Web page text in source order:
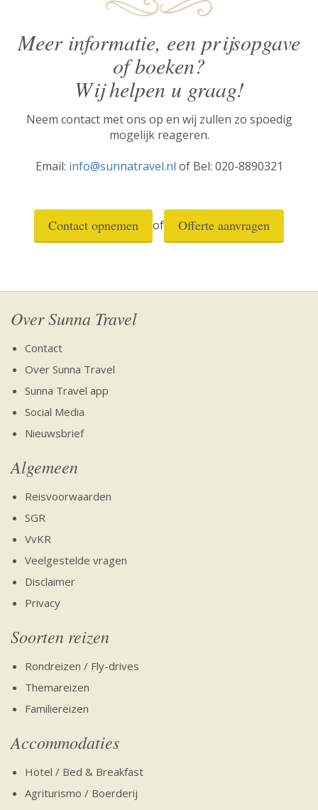
Meer informatie, een prijsopgave
of boeken?
Wij helpen u graag!
Neem contact met ons op en wij zullen zo spoedig
mogelijk reageren.
Email: info@sunnatravel.nl of Bel: 020-8890321
Contact opnemen of Offerte aanvragen
Over Sunna Travel
Contact
Over Sunna Travel
Sunna Travel app
Social Media
Nieuwsbrief
Algemeen
Reisvoorwaarden
SGR
VvKR
Veelgestelde vragen
Disclaimer
Privacy
Soorten reizen
Rondreizen / Fly-drives
Themareizen
Familiereizen
Accommodaties
Hotel / Bed & Breakfast
Agriturismo / Boerderij